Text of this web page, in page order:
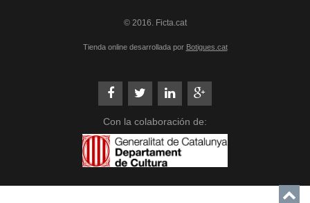
© 2016. Ficta.cat
Tienda online desarrollada por Botigues.cat
Con la colaboración de: